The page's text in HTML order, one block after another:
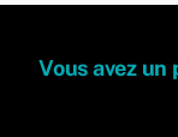
Vous avez